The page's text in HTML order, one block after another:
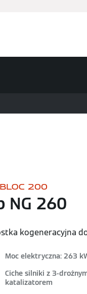
200
NG 260
kogeneracyjna
Moc elektryczna: 263
Ciche silniki z 3-
katalizatorem